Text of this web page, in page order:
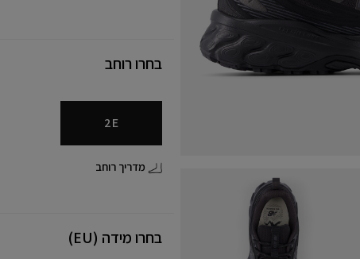
בחרו רוחב
2E
מדריך רוחב
בחרו מידה (EU)